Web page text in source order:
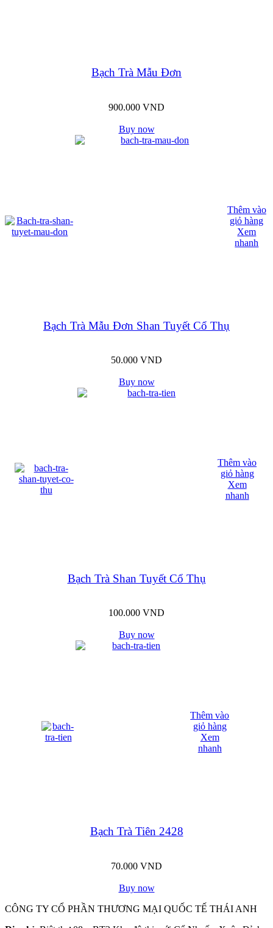
Bạch Trà Mẫu Đơn
900.000 VND
Buy now
Thêm vào
giỏ hàng
Xem
nhanh
Bạch Trà Mẫu Đơn Shan Tuyết Cổ Thụ
50.000 VND
Buy now
Thêm vào
giỏ hàng
Xem
nhanh
Bạch Trà Shan Tuyết Cổ Thụ
100.000 VND
Buy now
Thêm vào
giỏ hàng
Xem
nhanh
Bạch Trà Tiên 2428
70.000 VND
Buy now
CÔNG TY CỔ PHẦN THƯƠNG MẠI QUỐC TẾ THÁI ANH